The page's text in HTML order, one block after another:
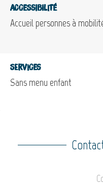
Accessibilité
Accueil personnes à
Services
Sans menu enfant